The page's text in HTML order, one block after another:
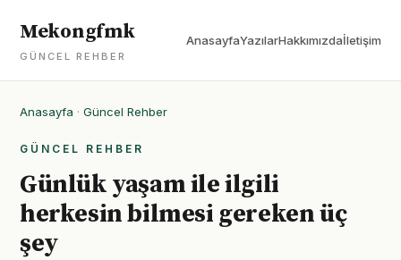
Mekongfmk
GÜNCEL REHBER
AnasayfaYazılarHakkımızdaİletişim
Anasayfa · Güncel Rehber
GÜNCEL REHBER
Günlük yaşam ile ilgili
herkesin bilmesi gereken üç
şey